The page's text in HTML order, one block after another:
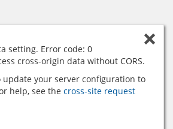
setting. Error code: 0
cross-origin data without CORS.
update your server configuration to
help, see the cross-site request